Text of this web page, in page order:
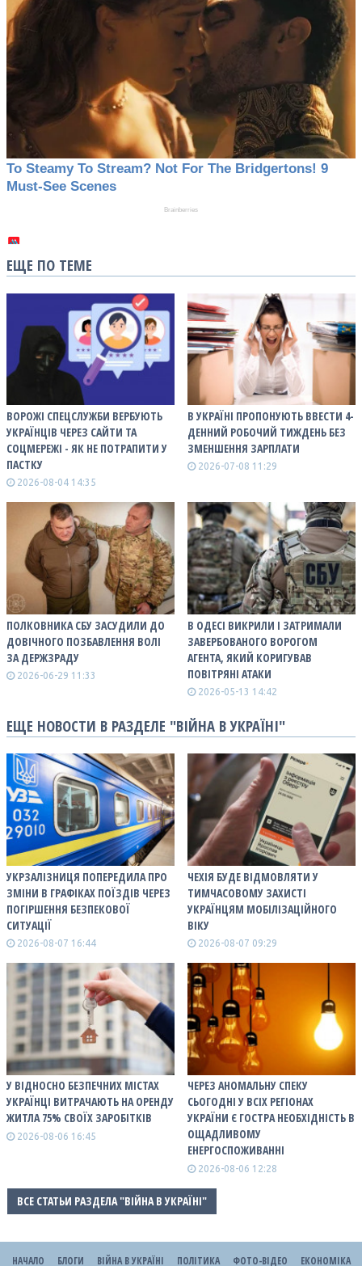
ЕЩЕ ПО ТЕМЕ
ВОРОЖІ СПЕЦСЛУЖБИ ВЕРБУЮТЬ
УКРАЇНЦІВ ЧЕРЕЗ САЙТИ ТА
СОЦМЕРЕЖІ - ЯК НЕ ПОТРАПИТИ У
ПАСТКУ
2026-08-04 14:35
В УКРАЇНІ ПРОПОНУЮТЬ ВВЕСТИ 4-
ДЕННИЙ РОБОЧИЙ ТИЖДЕНЬ БЕЗ
ЗМЕНШЕННЯ ЗАРПЛАТИ
2026-07-08 11:29
ПОЛКОВНИКА СБУ ЗАСУДИЛИ ДО
ДОВІЧНОГО ПОЗБАВЛЕННЯ ВОЛІ
ЗА ДЕРЖЗРАДУ
2026-06-29 11:33
В ОДЕСІ ВИКРИЛИ І ЗАТРИМАЛИ
ЗАВЕРБОВАНОГО ВОРОГОМ
АГЕНТА, ЯКИЙ КОРИГУВАВ
ПОВІТРЯНІ АТАКИ
2026-05-13 14:42
ЕЩЕ НОВОСТИ В РАЗДЕЛЕ "ВІЙНА В УКРАЇНІ"
УКРЗАЛІЗНИЦЯ ПОПЕРЕДИЛА ПРО
ЗМІНИ В ГРАФІКАХ ПОЇЗДІВ ЧЕРЕЗ
ПОГІРШЕННЯ БЕЗПЕКОВОЇ
СИТУАЦІЇ
2026-08-07 16:44
ЧЕХІЯ БУДЕ ВІДМОВЛЯТИ У
ТИМЧАСОВОМУ ЗАХИСТІ
УКРАЇНЦЯМ МОБІЛІЗАЦІЙНОГО
ВІКУ
2026-08-07 09:29
У ВІДНОСНО БЕЗПЕЧНИХ МІСТАХ
УКРАЇНЦІ ВИТРАЧАЮТЬ НА ОРЕНДУ
ЖИТЛА 75% СВОЇХ ЗАРОБІТКІВ
2026-08-06 16:45
ЧЕРЕЗ АНОМАЛЬНУ СПЕКУ
СЬОГОДНІ У ВСІХ РЕГІОНАХ
УКРАЇНИ Є ГОСТРА НЕОБХІДНІСТЬ В
ОЩАДЛИВОМУ
ЕНЕРГОСПОЖИВАННІ
2026-08-06 12:28
ВСЕ СТАТЬИ РАЗДЕЛА "ВІЙНА В УКРАЇНІ"
НАЧАЛО БЛОГИ ВІЙНА В УКРАЇНІ ПОЛІТИКА ФОТО-ВІДЕО ЕКОНОМІКА